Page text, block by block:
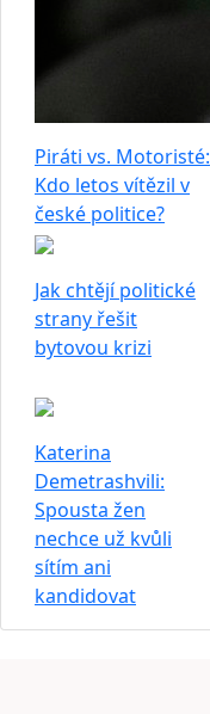
Piráti vs. Motoristé:
Kdo letos vítězil v
české politice?
Jak chtějí politické
strany řešit
bytovou krizi
Katerina
Demetrashvili:
Spousta žen
nechce už kvůli
sítím ani
kandidovat